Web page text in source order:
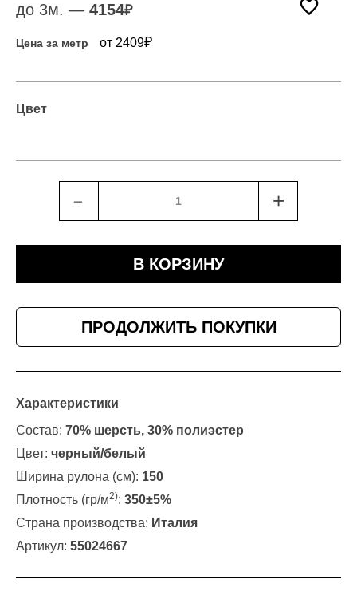
до 3м. — 4154₽
Цена за метр от 2409₽
Цвет
﹣ +
В КОРЗИНУ
ПРОДОЛЖИТЬ ПОКУПКИ
Характеристики
Состав: 70% шерсть, 30% полиэстер
Цвет: черный/белый
Ширина рулона (см): 150
Плотность (гр/м2): 350±5%
Страна производства: Италия
Артикул: 55024667